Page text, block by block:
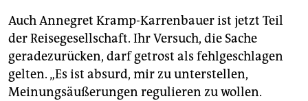
Auch Annegret Kramp-Karrenbauer ist jetzt Teil
der Reisegesellschaft. Ihr Versuch, die Sache
geradezurücken, darf getrost als fehlgeschlagen
gelten. „Es ist absurd, mir zu unterstellen,
Meinungsäußerungen regulieren zu wollen.